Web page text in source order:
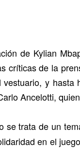
de Kylian
críticas de la
vestuario, y hasta
Ancelotti,
se trata de un
en el